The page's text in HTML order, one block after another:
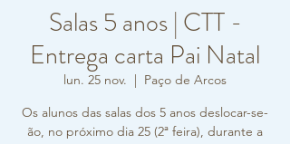
Salas 5 anos | CTT -
Entrega carta Pai Natal
lun. 25 nov.
  |
Paço de Arcos
Os alunos das salas dos 5 anos deslocar-se-
ão, no próximo dia 25 (2ª feira), durante a